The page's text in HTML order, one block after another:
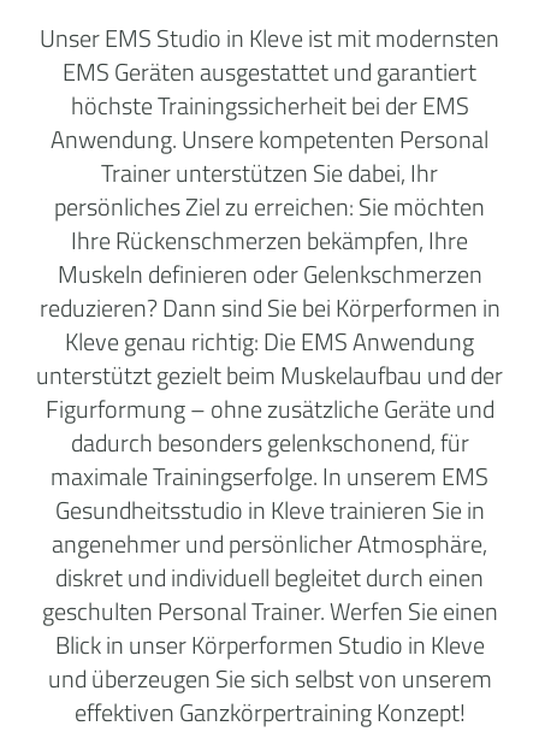
Unser EMS Studio in Kleve ist mit modernsten
EMS Geräten ausgestattet und garantiert
höchste Trainingssicherheit bei der EMS
Anwendung. Unsere kompetenten Personal
Trainer unterstützen Sie dabei, Ihr
persönliches Ziel zu erreichen: Sie möchten
Ihre Rückenschmerzen bekämpfen, Ihre
Muskeln definieren oder Gelenkschmerzen
reduzieren? Dann sind Sie bei Körperformen in
Kleve genau richtig: Die EMS Anwendung
unterstützt gezielt beim Muskelaufbau und der
Figurformung – ohne zusätzliche Geräte und
dadurch besonders gelenkschonend, für
maximale Trainingserfolge. In unserem EMS
Gesundheitsstudio in Kleve trainieren Sie in
angenehmer und persönlicher Atmosphäre,
diskret und individuell begleitet durch einen
geschulten Personal Trainer. Werfen Sie einen
Blick in unser Körperformen Studio in Kleve
und überzeugen Sie sich selbst von unserem
effektiven Ganzkörpertraining Konzept!